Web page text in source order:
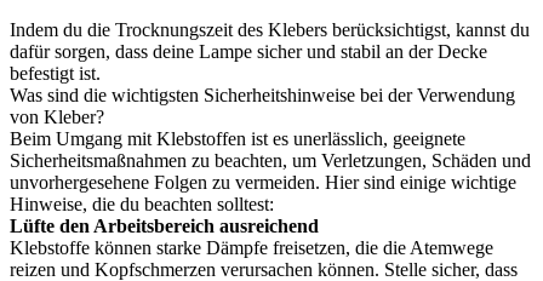
Indem du die Trocknungszeit des Klebers berücksichtigst, kannst du
dafür sorgen, dass deine Lampe sicher und stabil an der Decke
befestigt ist.
Was sind die wichtigsten Sicherheitshinweise bei der Verwendung
von Kleber?
Beim Umgang mit Klebstoffen ist es unerlässlich, geeignete
Sicherheitsmaßnahmen zu beachten, um Verletzungen, Schäden und
unvorhergesehene Folgen zu vermeiden. Hier sind einige wichtige
Hinweise, die du beachten solltest:
Lüfte den Arbeitsbereich ausreichend
Klebstoffe können starke Dämpfe freisetzen, die die Atemwege
reizen und Kopfschmerzen verursachen können. Stelle sicher, dass